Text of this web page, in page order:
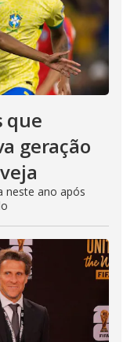
que
geração
neste ano após